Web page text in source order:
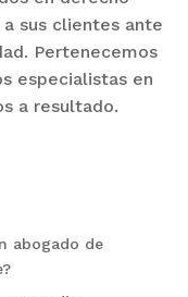
sus clientes ante
Pertenecemos
especialistas en
a resultado.
abogado de